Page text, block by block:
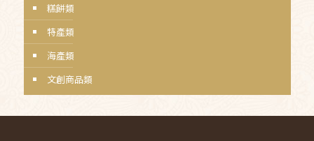
糕餅類
特產類
海產類
文創商品類